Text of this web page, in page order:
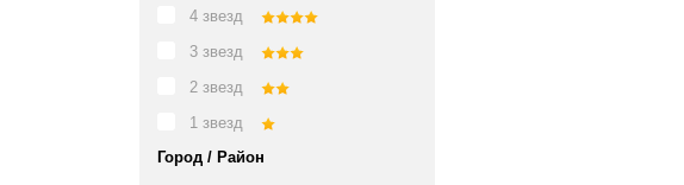
4 звезд
3 звезд
2 звезд
1 звезд
Город / Район